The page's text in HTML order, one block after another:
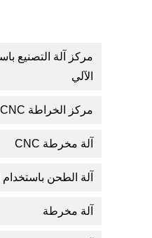
مركز آلة التصنيع
الآلي
مركز الخراطة CNC
آلة مخرطة CNC
آلة الطحن
آلة مخرطة